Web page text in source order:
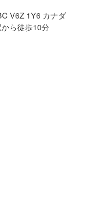
V6Z 1Y6 カナダ
ら徒歩10分